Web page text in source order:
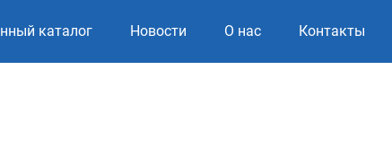
каталог Новости О нас Контакты